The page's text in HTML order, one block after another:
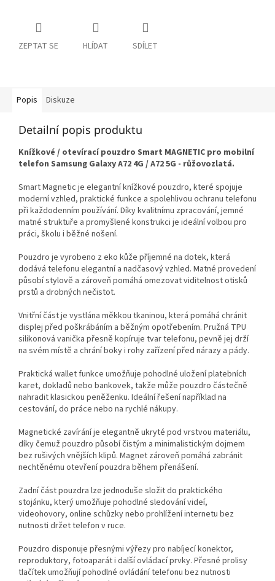
ZEPTAT SE HLÍDAT SDÍLET
Popis Diskuze
Detailní popis produktu
Knížkové / otevírací pouzdro Smart MAGNETIC pro mobilní
telefon Samsung Galaxy A72 4G / A72 5G - růžovozlatá.
Smart Magnetic je elegantní knížkové pouzdro, které spojuje
moderní vzhled, praktické funkce a spolehlivou ochranu telefonu
při každodenním používání. Díky kvalitnímu zpracování, jemné
matné struktuře a promyšlené konstrukci je ideální volbou pro
práci, školu i běžné nošení.
Pouzdro je vyrobeno z eko kůže příjemné na dotek, která
dodává telefonu elegantní a nadčasový vzhled. Matné provedení
působí stylově a zároveň pomáhá omezovat viditelnost otisků
prstů a drobných nečistot.
Vnitřní část je vystlána měkkou tkaninou, která pomáhá chránit
displej před poškrábáním a běžným opotřebením. Pružná TPU
silikonová vanička přesně kopíruje tvar telefonu, pevně jej drží
na svém místě a chrání boky i rohy zařízení před nárazy a pády.
Praktická wallet funkce umožňuje pohodlné uložení platebních
karet, dokladů nebo bankovek, takže může pouzdro částečně
nahradit klasickou peněženku. Ideální řešení například na
cestování, do práce nebo na rychlé nákupy.
Magnetické zavírání je elegantně ukryté pod vrstvou materiálu,
díky čemuž pouzdro působí čistým a minimalistickým dojmem
bez rušivých vnějších klipů. Magnet zároveň pomáhá zabránit
nechtěnému otevření pouzdra během přenášení.
Zadní část pouzdra lze jednoduše složit do praktického
stojánku, který umožňuje pohodlné sledování videí,
videohovory, online schůzky nebo prohlížení internetu bez
nutnosti držet telefon v ruce.
Pouzdro disponuje přesnými výřezy pro nabíjecí konektor,
reproduktory, fotoaparát i další ovládací prvky. Přesné prolisy
tlačítek umožňují pohodlné ovládání telefonu bez nutnosti